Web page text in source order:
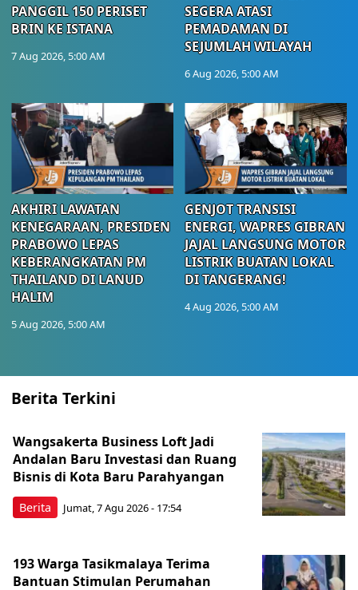
PANGGIL 150 PERISET
BRIN KE ISTANA
7 Aug 2026, 5:00 AM
SEGERA ATASI
PEMADAMAN DI
SEJUMLAH WILAYAH
6 Aug 2026, 5:00 AM
AKHIRI LAWATAN
KENEGARAAN, PRESIDEN
PRABOWO LEPAS
KEBERANGKATAN PM
THAILAND DI LANUD
HALIM
5 Aug 2026, 5:00 AM
GENJOT TRANSISI
ENERGI, WAPRES GIBRAN
JAJAL LANGSUNG MOTOR
LISTRIK BUATAN LOKAL
DI TANGERANG!
4 Aug 2026, 5:00 AM
Berita Terkini
Berita
Wangsakerta Business Loft Jadi
Andalan Baru Investasi dan Ruang
Bisnis di Kota Baru Parahyangan
Jumat, 7 Agu 2026 - 17:54
193 Warga Tasikmalaya Terima
Bantuan Stimulan Perumahan